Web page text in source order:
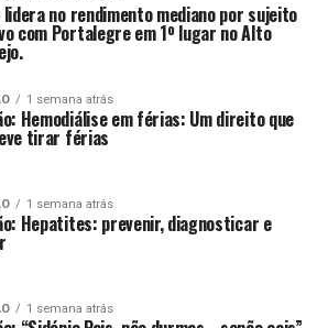
lidera no rendimento mediano por sujeito
com Portalegre em 1º lugar no Alto
1 semana atrás
Hemodiálise em férias: Um direito que
tirar férias
1 semana atrás
Hepatites: prevenir, diagnosticar e
1 semana atrás